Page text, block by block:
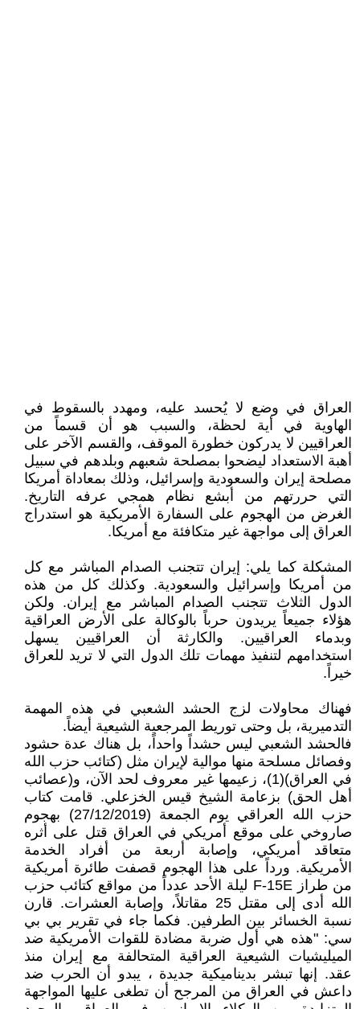
العراق في وضع لا يُحسد عليه، ومهدد بالسقوط في
الهاوية في أية لحظة، والسبب هو أن قسماً من
العراقيين لا يدركون خطورة الموقف، والقسم الآخر على
أهبة الاستعداد ليضحوا بمصلحة شعبهم وبلدهم في سبيل
مصلحة إيران والسعودية وإسرائيل، وذلك بمعاداة أمريكا
التي حررتهم من أبشع نظام همجي عرفه التاريخ.
الغرض من الهجوم على السفارة الأمريكية هو استدراج
العراق إلى مواجهة غير متكافئة مع أمريكا.
المشكلة كما يلي: إيران تتجنب الصدام المباشر مع كل
من أمريكا وإسرائيل والسعودية. وكذلك كل من هذه
الدول الثلاث تتجنب الصدام المباشر مع إيران. ولكن
هؤلاء جميعاً يريدون حرباً بالوكالة على الأرض العراقية
وبدماء العراقيين. والكارثة أن العراقيين يسهل
استخدامهم لتنفيذ مهمات تلك الدول التي لا تريد للعراق
خيراً.
فهناك محاولات لزج الحشد الشعبي في هذه المهمة
التدميرية، بل وحتى توريط المرجعية الشيعية أيضاً.
فالحشد الشعبي ليس حشداً واحداً، بل هناك عدة حشود
وفصائل مسلحة منها موالية لإيران مثل (كتائب حزب الله
في العراق)(1)، زعيمها غير معروف لحد الآن، و(عصائب
أهل الحق) بزعامة الشيخ قيس الخزعلي. قامت كتاب
حزب الله العراقي يوم الجمعة (27/12/2019) بهجوم
صاروخي على موقع أمريكي في العراق قتل على أثره
متعاقد أمريكي، وإصابة أربعة من أفراد الخدمة
الأمريكية. ورداً على هذا الهجوم قصفت طائرة أمريكية
من طراز F-15E ليلة الأحد عدداً من مواقع كتائب حزب
الله أدى إلى مقتل 25 مقاتلاً، وإصابة العشرات. قارن
نسبة الخسائر بين الطرفين. فكما جاء في تقرير بي بي
سي: "هذه هي أول ضربة مضادة للقوات الأمريكية ضد
الميليشيات الشيعية العراقية المتحالفة مع إيران منذ
عقد. إنها تبشر بديناميكية جديدة ، يبدو أن الحرب ضد
داعش في العراق من المرجح أن تطغى عليها المواجهة